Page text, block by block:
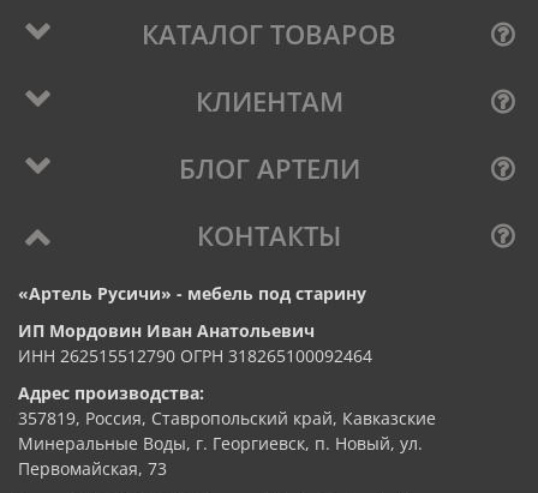
КАТАЛОГ ТОВАРОВ
КЛИЕНТАМ
БЛОГ АРТЕЛИ
КОНТАКТЫ
«Артель Русичи» - мебель под старину
ИП Мордовин Иван Анатольевич
ИНН 262515512790 ОГРН 318265100092464
Адрес производства:
357819, Россия, Ставропольский край, Кавказские
Минеральные Воды, г. Георгиевск, п. Новый, ул.
Первомайская, 73